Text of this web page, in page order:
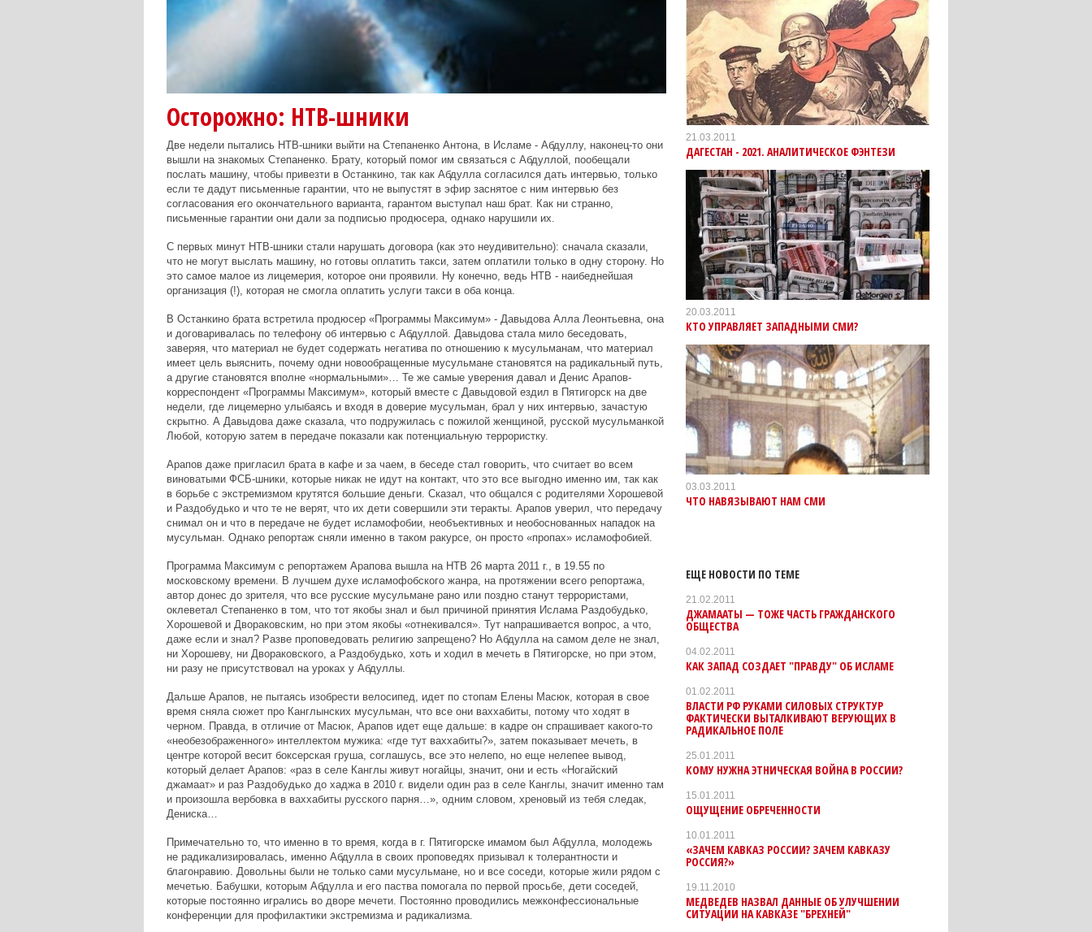
Осторожно: НТВ-шники
Две недели пытались НТВ-шники выйти на Степаненко Антона, в Исламе - Абдуллу, наконец-то они
вышли на знакомых Степаненко. Брату, который помог им связаться с Абдуллой, пообещали
послать машину, чтобы привезти в Останкино, так как Абдулла согласился дать интервью, только
если те дадут письменные гарантии, что не выпустят в эфир заснятое с ним интервью без
согласования его окончательного варианта, гарантом выступал наш брат. Как ни странно,
письменные гарантии они дали за подписью продюсера, однако нарушили их.
С первых минут НТВ-шники стали нарушать договора (как это неудивительно): сначала сказали,
что не могут выслать машину, но готовы оплатить такси, затем оплатили только в одну сторону. Но
это самое малое из лицемерия, которое они проявили. Ну конечно, ведь НТВ - наибеднейшая
организация (!), которая не смогла оплатить услуги такси в оба конца.
В Останкино брата встретила продюсер «Программы Максимум» - Давыдова Алла Леонтьевна, она
и договаривалась по телефону об интервью с Абдуллой. Давыдова стала мило беседовать,
заверяя, что материал не будет содержать негатива по отношению к мусульманам, что материал
имеет цель выяснить, почему одни новообращенные мусульмане становятся на радикальный путь,
а другие становятся вполне «нормальными»… Те же самые уверения давал и Денис Арапов-
корреспондент «Программы Максимум», который вместе с Давыдовой ездил в Пятигорск на две
недели, где лицемерно улыбаясь и входя в доверие мусульман, брал у них интервью, зачастую
скрытно. А Давыдова даже сказала, что подружилась с пожилой женщиной, русской мусульманкой
Любой, которую затем в передаче показали как потенциальную террористку.
Арапов даже пригласил брата в кафе и за чаем, в беседе стал говорить, что считает во всем
виноватыми ФСБ-шники, которые никак не идут на контакт, что это все выгодно именно им, так как
в борьбе с экстремизмом крутятся большие деньги. Сказал, что общался с родителями Хорошевой
и Раздобудько и что те не верят, что их дети совершили эти теракты. Арапов уверил, что передачу
снимал он и что в передаче не будет исламофобии, необъективных и необоснованных нападок на
мусульман. Однако репортаж сняли именно в таком ракурсе, он просто «пропах» исламофобией.
Программа Максимум с репортажем Арапова вышла на НТВ 26 марта 2011 г., в 19.55 по
московскому времени. В лучшем духе исламофобского жанра, на протяжении всего репортажа,
автор донес до зрителя, что все русские мусульмане рано или поздно станут террористами,
оклеветал Степаненко в том, что тот якобы знал и был причиной принятия Ислама Раздобудько,
Хорошевой и Двораковским, но при этом якобы «отнекивался». Тут напрашивается вопрос, а что,
даже если и знал? Разве проповедовать религию запрещено? Но Абдулла на самом деле не знал,
ни Хорошеву, ни Двораковского, а Раздобудько, хоть и ходил в мечеть в Пятигорске, но при этом,
ни разу не присутствовал на уроках у Абдуллы.
Дальше Арапов, не пытаясь изобрести велосипед, идет по стопам Елены Масюк, которая в свое
время сняла сюжет про Канглынских мусульман, что все они ваххабиты, потому что ходят в
черном. Правда, в отличие от Масюк, Арапов идет еще дальше: в кадре он спрашивает какого-то
«необезображенного» интеллектом мужика: «где тут ваххабиты?», затем показывает мечеть, в
центре которой весит боксерская груша, соглашусь, все это нелепо, но еще нелепее вывод,
который делает Арапов: «раз в селе Канглы живут ногайцы, значит, они и есть «Ногайский
джамаат» и раз Раздобудько до хаджа в 2010 г. видели один раз в селе Канглы, значит именно там
и произошла вербовка в ваххабиты русского парня…», одним словом, хреновый из тебя следак,
Дениска…
Примечательно то, что именно в то время, когда в г. Пятигорске имамом был Абдулла, молодежь
не радикализировалась, именно Абдулла в своих проповедях призывал к толерантности и
благонравию. Довольны были не только сами мусульмане, но и все соседи, которые жили рядом с
мечетью. Бабушки, которым Абдулла и его паства помогала по первой просьбе, дети соседей,
которые постоянно игрались во дворе мечети. Постоянно проводились межконфессиональные
конференции для профилактики экстремизма и радикализма.
21.03.2011
ДАГЕСТАН - 2021. АНАЛИТИЧЕСКОЕ ФЭНТЕЗИ
20.03.2011
КТО УПРАВЛЯЕТ ЗАПАДНЫМИ СМИ?
03.03.2011
ЧТО НАВЯЗЫВАЮТ НАМ СМИ
ЕЩЕ НОВОСТИ ПО ТЕМЕ
21.02.2011
ДЖАМААТЫ — ТОЖЕ ЧАСТЬ ГРАЖДАНСКОГО
ОБЩЕСТВА
04.02.2011
КАК ЗАПАД СОЗДАЕТ "ПРАВДУ" ОБ ИСЛАМЕ
01.02.2011
ВЛАСТИ РФ РУКАМИ СИЛОВЫХ СТРУКТУР
ФАКТИЧЕСКИ ВЫТАЛКИВАЮТ ВЕРУЮЩИХ В
РАДИКАЛЬНОЕ ПОЛЕ
25.01.2011
КОМУ НУЖНА ЭТНИЧЕСКАЯ ВОЙНА В РОССИИ?
15.01.2011
ОЩУЩЕНИЕ ОБРЕЧЕННОСТИ
10.01.2011
«ЗАЧЕМ КАВКАЗ РОССИИ? ЗАЧЕМ КАВКАЗУ
РОССИЯ?»
19.11.2010
МЕДВЕДЕВ НАЗВАЛ ДАННЫЕ ОБ УЛУЧШЕНИИ
СИТУАЦИИ НА КАВКАЗЕ "БРЕХНЕЙ"